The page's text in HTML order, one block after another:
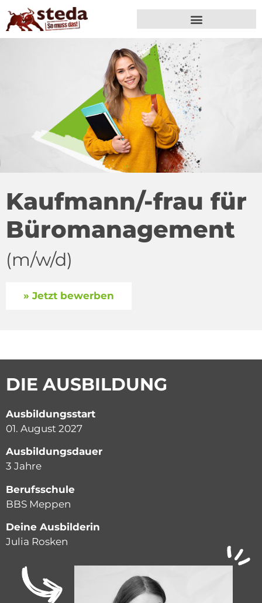
Kaufmann/-frau für
Büro­management
(m/w/d)
» Jetzt bewerben
DIE AUSBILDUNG
Ausbildungsstart
01. August 2027
Ausbildungsdauer
3 Jahre
Berufsschule
BBS Meppen
Deine Ausbilderin
Julia Rosken